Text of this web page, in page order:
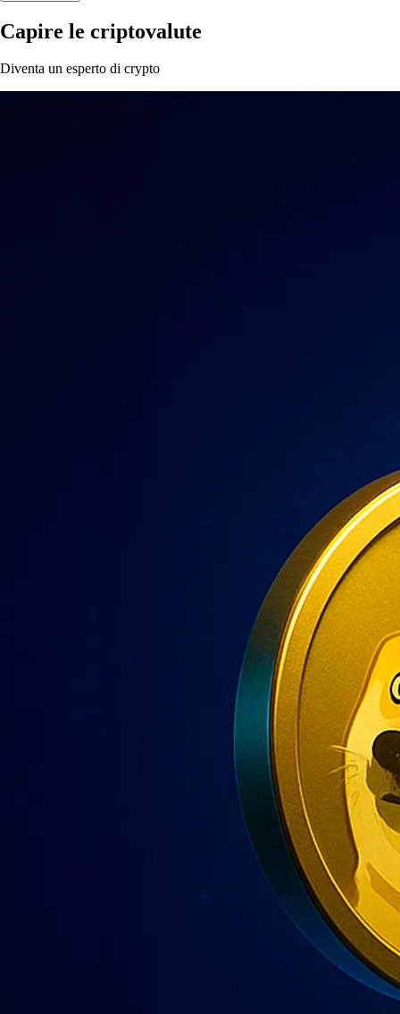
Capire le criptovalute
Diventa un esperto di crypto